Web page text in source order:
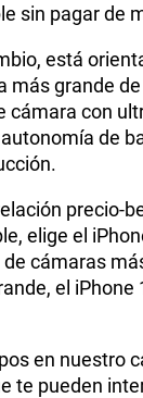
sin pagar de
está
más grande
cámara con
de
precio-
elige el
cámaras
el iPhone
en nuestro
te pueden